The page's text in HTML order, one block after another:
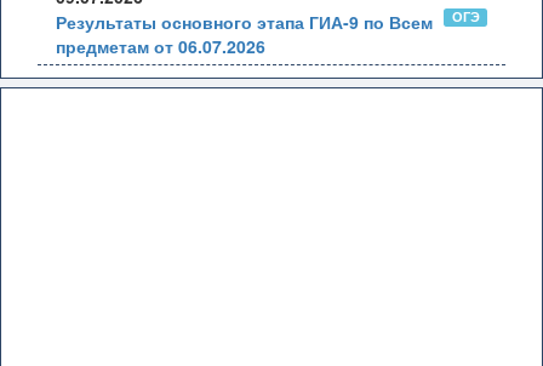
ОГЭ
Результаты основного этапа ГИА-9 по Всем
предметам от 06.07.2026